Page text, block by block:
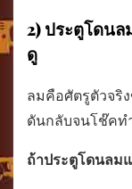
2) ประตูโดน
ดู
ลมคือศัตรูตัวจริ
ดันกลับจนโช๊คท
ถ้าประตูโดนลม